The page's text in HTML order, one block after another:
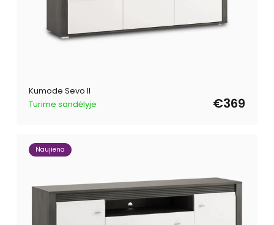
Kumode Sevo II
Turime sandėlyje
€369
Naujiena